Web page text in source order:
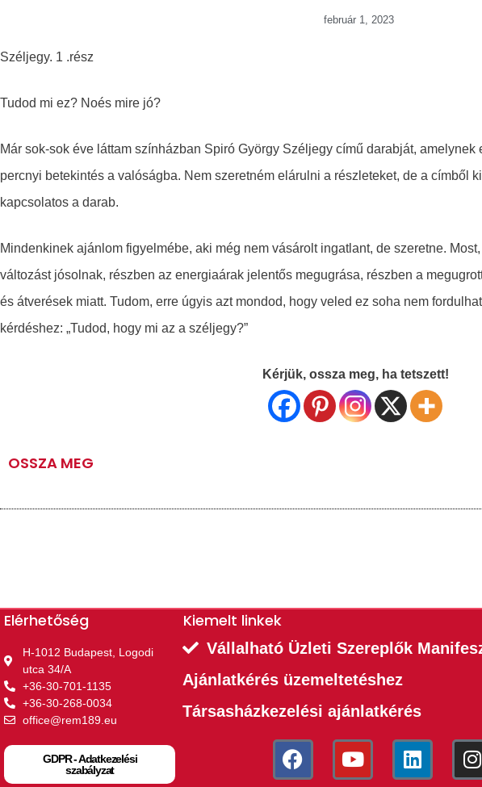
február 1, 2023
Széljegy. 1 .rész
Tudod mi ez? Noés mire jó?
Már sok-sok éve láttam színházban Spiró György Széljegy című darabját, amelynek
percnyi betekintés a valóságba. Nem szeretném elárulni a részleteket, de a címből
kapcsolatos a darab.
Mindenkinek ajánlom figyelmébe, aki még nem vásárolt ingatlant, de szeretne.
változást jósolnak, részben az energiaárak jelentős megugrása, részben a
és átverések miatt. Tudom, erre úgyis azt mondod, hogy veled ez soha nem
kérdéshez: „Tudod, hogy mi az a széljegy?”
Kérjük, ossza meg, ha tetszett!
OSSZA MEG
Elérhetőség
H-1012 Budapest, Logodi
utca 34/A
+36-30-701-1135
+36-30-268-0034
office@rem189.eu
GDPR - Adatkezelési
szabályzat
Kiemelt linkek​
Vállalható Üzleti Szereplők
Ajánlatkérés üzemeltetéshez
Társasházkezelési ajánlatkérés